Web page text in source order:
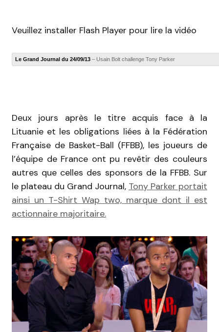
Veuillez installer Flash Player pour lire la vidéo
Le Grand Journal du 24/09/13 – Usain Bolt challenge Tony Parker
Deux jours après le titre acquis face à la
Lituanie et les obligations liées à la Fédération
Française de Basket-Ball (FFBB), les joueurs de
l’équipe de France ont pu revêtir des couleurs
autres que celles des sponsors de la FFBB. Sur
le plateau du Grand Journal, Tony Parker portait
ainsi un T-Shirt Wap two, marque dont il est
actionnaire majoritaire.